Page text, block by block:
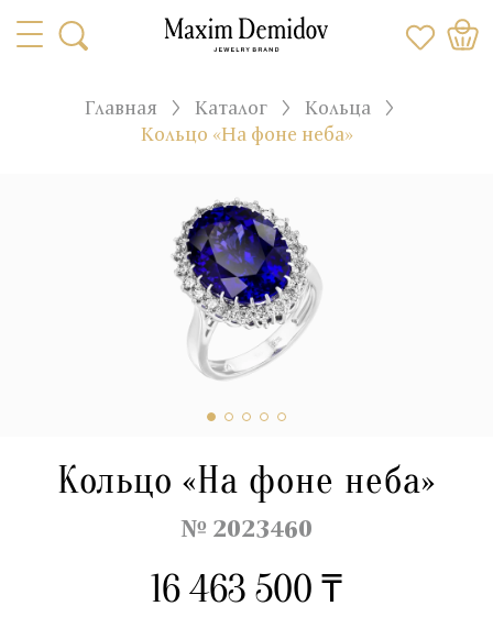
Главная Каталог
Кольца
Кольцо «На фоне неба»
Кольцо «На фоне неба»
№ 2023460
16 463 500 ₸